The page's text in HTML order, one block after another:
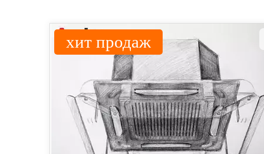
хит продаж